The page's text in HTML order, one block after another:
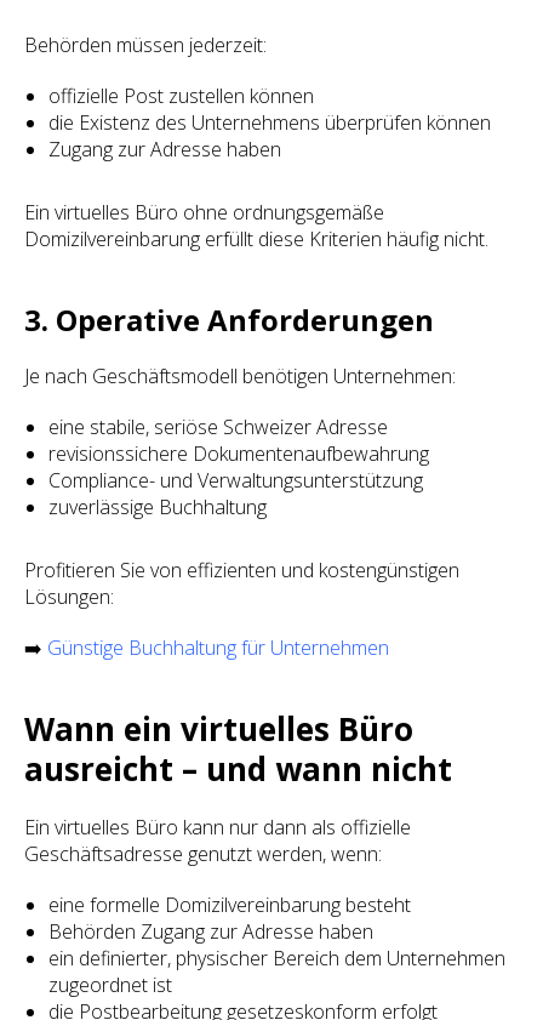
Behörden müssen jederzeit:
offizielle Post zustellen können
die Existenz des Unternehmens überprüfen können
Zugang zur Adresse haben
Ein virtuelles Büro ohne ordnungsgemäße
Domizilvereinbarung erfüllt diese Kriterien häufig nicht.
3. Operative Anforderungen
Je nach Geschäftsmodell benötigen Unternehmen:
eine stabile, seriöse Schweizer Adresse
revisionssichere Dokumentenaufbewahrung
Compliance- und Verwaltungsunterstützung
zuverlässige Buchhaltung
Profitieren Sie von effizienten und kostengünstigen
Lösungen:
➡️ Günstige Buchhaltung für Unternehmen
Wann ein virtuelles Büro
ausreicht – und wann nicht
Ein virtuelles Büro kann nur dann als offizielle
Geschäftsadresse genutzt werden, wenn:
eine formelle Domizilvereinbarung besteht
Behörden Zugang zur Adresse haben
ein definierter, physischer Bereich dem Unternehmen
zugeordnet ist
die Postbearbeitung gesetzeskonform erfolgt